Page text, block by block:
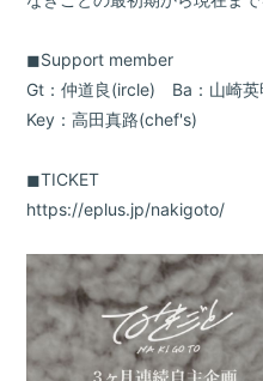
◼︎Support member
Gt：仲道良(ircle) Ba：山崎
Key：高田真路(chef's)
◼︎TICKET
https://eplus.jp/nakigoto/